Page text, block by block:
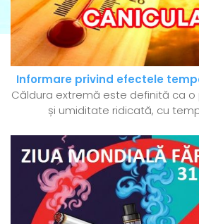
Informare privind efectele
Căldura extremă este definită ca
și umiditate ridicată, cu